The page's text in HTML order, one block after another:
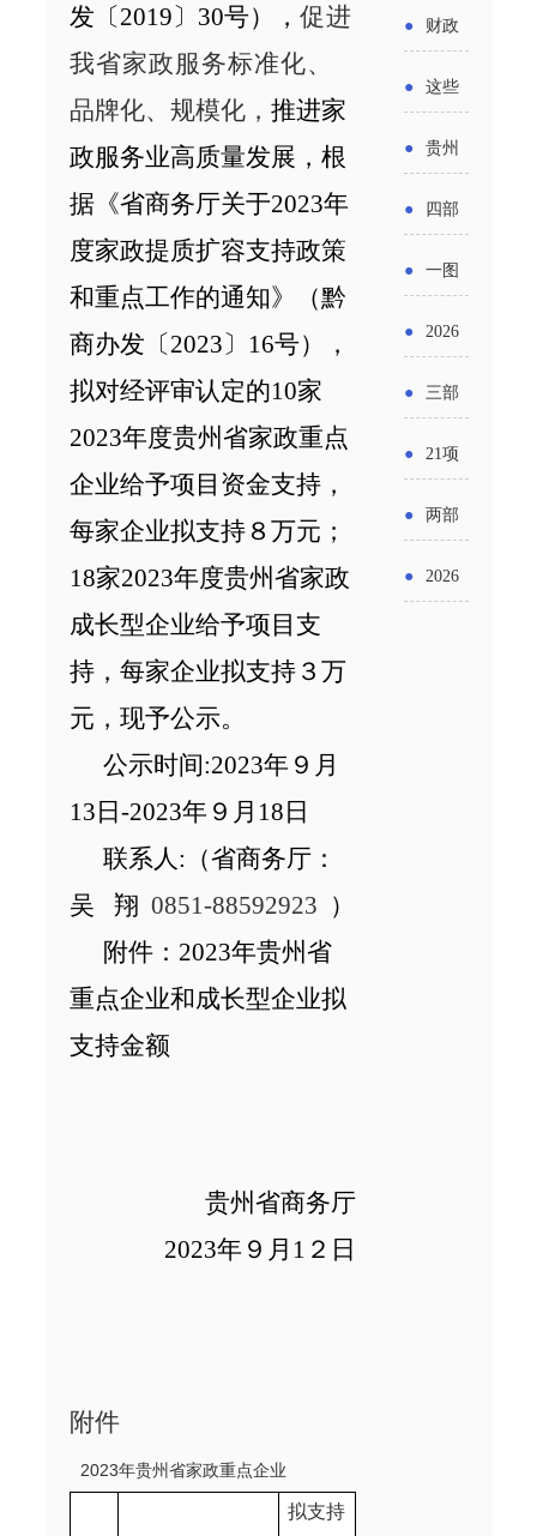
发〔2019〕30号）， 促进
我省家政服务标准化、
品牌化、规模化， 推进家
政服务业高质量发展，根
据《省商务厅关于2023年
度家政提质扩容支持政策
和重点工作的通知》（黔
商办发〔2023〕 16号），
拟对经评审认定的10家
2023年度贵州省家政重点
企业给予项目资金支持，
每家企业拟支持８万元；
18家2023年度贵州省家政
成长型企业给予项目支
持，每家企业拟支持３万
元 ，现予公示。
公示时间:2023年９月
13 日-2023年９月 18 日
联系人:（省商务厅：
吴 翔 0851-88592923 ）
附件： 2023年贵州省
重点企业和成长型企业拟
支持金额
贵州省商务厅
2023年９月 1 ２ 日
附件
2023年贵州省家政重点企业
拟支持
轮汽车
销活动
化中试
报工作
类新规
酒企出
点关注
小企业
发展环
境评估
发布
解）
了？工
信部准
备怎么
● 财政
继续实
施专精
特新中
财政奖
● 这些
贷款，
最高可
获1.5%
政贴息
● 贵州
举措激
发各类
经营主
● 四部
求做好
帮扶小
额信贷
● 一图
法及其
实施条
例新变
● 2026
金投向
领域及
申报要
● 三部
五”期间
支持科
● 21项
务培育
● 两部
● 2026